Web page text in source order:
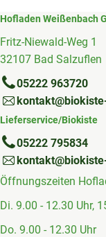
Hofladen Weißenbach
Fritz-Niewald-Weg 1
32107 Bad Salzuflen
05222 963720
Lieferservice/Biokiste
05222 795834
Öffnungszeiten
Di. 9.00 - 12.30 Uhr,
Do. 9.00 - 12.30 Uhr